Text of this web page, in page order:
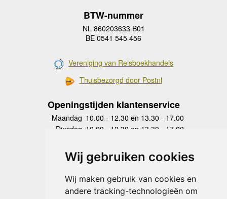
Wij gebruiken cookies
Wij maken gebruik van cookies en
andere tracking-technologieën om
BTW-nummer
NL 860203633 B01
BE 0541 545 456
Vereniging van Reisboekhandels
Thuisbezorgd door Postnl
Openingstijden klantenservice
Maandag 10.00 - 12.30 en 13.30 - 17.00
Dinsdag 10.00 - 12.30 en 13.30 - 17.00
Donderdag
10.00 - 12.30 en 13.30 - 17.00
Vrijdag 10.00 - 12.30 en 13.30 - 17.00
Zaterdag
gesloten
Zondag gesloten